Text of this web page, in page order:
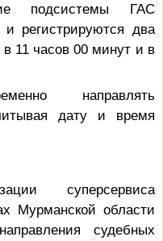
подсистемы ГАС
регистрируются два
в 11 часов 00 минут и в
направлять
дату и время
суперсервиса
Мурманской области
судебных